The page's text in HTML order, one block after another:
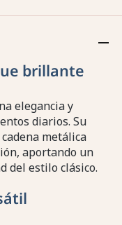
brillante
elegancia y
diarios. Su
metálica
aportando un
del estilo clásico.